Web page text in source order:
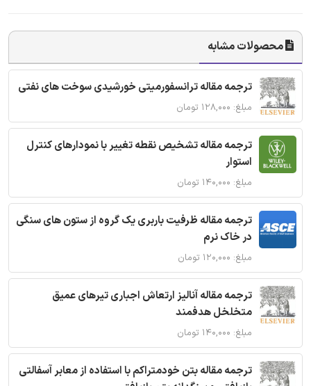
محصولات مشابه
ترجمه مقاله ترانسفورمیتی خورشیدی سوخت های نفتی
مبلغ: ۱۲۸,۰۰۰ تومان
ترجمه مقاله تشخیص نقطه تغییر با نمودارهای کنترل
استوار
مبلغ: ۱۴۰,۰۰۰ تومان
ترجمه مقاله ظرفیت باربری یک گروه از ستون های سنگی
در خاک نرم
مبلغ: ۱۲۰,۰۰۰ تومان
ترجمه مقاله آنالیز ارتعاش اجباری تیرهای عمیق
متخلخل هدفمند
مبلغ: ۱۴۰,۰۰۰ تومان
ترجمه مقاله بتن خودمتراکم با استفاده از معابر آسفالتی